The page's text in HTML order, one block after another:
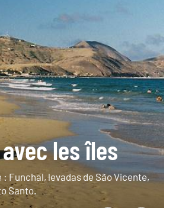
les îles
: Funchal, levadas de São Vicente,
Santo.